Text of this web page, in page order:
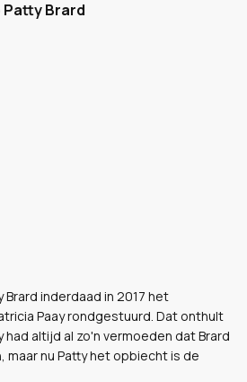
Patty Brard
inderdaad in 2017 het
Paay rondgestuurd. Dat onthult
had altijd al zo'n vermoeden dat Brard
maar nu Patty het opbiecht is de